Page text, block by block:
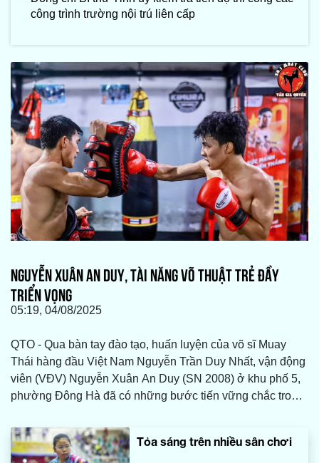
công trình trường nội trú liên cấp
NGUYỄN XUÂN AN DUY, TÀI NĂNG VÕ THUẬT TRẺ ĐẦY
TRIỂN VỌNG
05:19, 04/08/2025
QTO - Qua bàn tay đào tạo, huấn luyện của võ sĩ Muay
Thái hàng đầu Việt Nam Nguyễn Trần Duy Nhất, vận động
viên (VĐV) Nguyễn Xuân An Duy (SN 2008) ở khu phố 5,
phường Đông Hà đã có những bước tiến vững chắc trong
(HCV) ở hạng cân 52kg tại giải Cúp các Câu lạc bộ (CLB)
võ thuật tổng hợp toàn quốc 2025.Tỏa sáng trên nhiều sân chơi